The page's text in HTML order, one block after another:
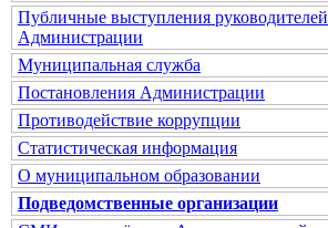
Публичные выступления руководителей
Администрации
Муниципальная служба
Постановления Администрации
Противодействие коррупции
Статистическая информация
О муниципальном образовании
Подведомственные организации